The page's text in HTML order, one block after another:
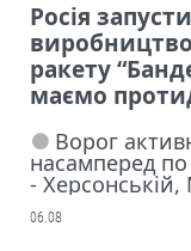
Росія
ракету
маємо
Ворог
насамперед
- Херсонській,
06.08